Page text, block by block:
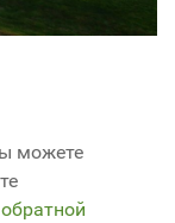
можете